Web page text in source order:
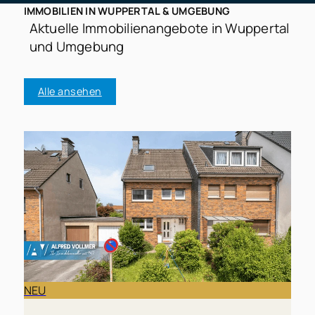
IMMOBILIEN IN WUPPERTAL & UMGEBUNG
Aktuelle Immobilienangebote in Wuppertal
und Umgebung
Alle ansehen
NEU